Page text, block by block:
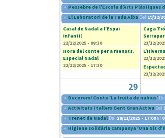
« Pessebre de l'Escola d'Arts Plàstiques
« El Laboratori de la Fada Alba Del 19/12/
Casal de Nadal a l'Espai
Infantil
22/12/2025 - 08:30
Hora del conte per a menuts.
Especial Nadal
22/12/2025 - 17:30
Caga
23/12/
23/12/
23/12/
29
« Decorem! Conte 'La truita de nabius' Del
« Activitats i tallers Gent Gran Activa Del
« Trenet de Nadal Del 28/11/2025 - 17:00al
« Higiene solidària campanya 'Una Nit